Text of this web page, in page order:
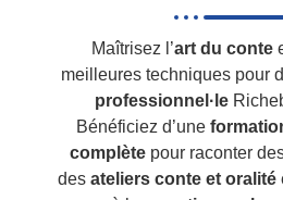
Maîtrisez l’art du conte
meilleures techniques pour
professionnel·le
Bénéficiez d’une
complète pour raconter
des ateliers conte et oralité